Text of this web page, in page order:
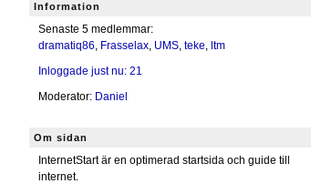
Information
Senaste 5 medlemmar:
dramatiq86, Frasselax, UMS, teke, ltm
Inloggade just nu: 21
Moderator: Daniel
Om sidan
InternetStart är en optimerad startsida och guide till
internet.